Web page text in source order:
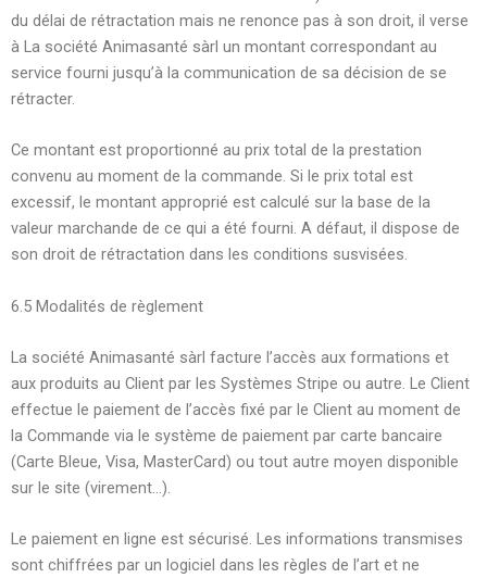
du délai de rétractation mais ne renonce pas à son droit, il verse
à La société Animasanté sàrl un montant correspondant au
service fourni jusqu’à la communication de sa décision de se
rétracter.
Ce montant est proportionné au prix total de la prestation
convenu au moment de la commande. Si le prix total est
excessif, le montant approprié est calculé sur la base de la
valeur marchande de ce qui a été fourni. A défaut, il dispose de
son droit de rétractation dans les conditions susvisées.
6.5 Modalités de règlement
La société Animasanté sàrl facture l’accès aux formations et
aux produits au Client par les Systèmes Stripe ou autre. Le Client
effectue le paiement de l’accès fixé par le Client au moment de
la Commande via le système de paiement par carte bancaire
(Carte Bleue, Visa, MasterCard) ou tout autre moyen disponible
sur le site (virement…).
Le paiement en ligne est sécurisé. Les informations transmises
sont chiffrées par un logiciel dans les règles de l’art et ne